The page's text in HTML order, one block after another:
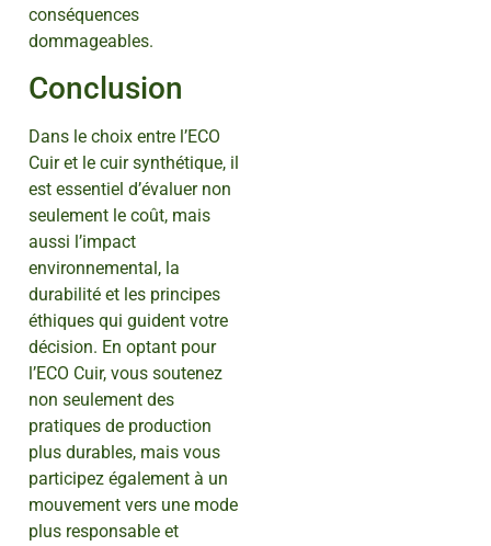
conséquences
dommageables.
Conclusion
Dans le choix entre l’ECO
Cuir et le cuir synthétique, il
est essentiel d’évaluer non
seulement le coût, mais
aussi l’impact
environnemental, la
durabilité et les principes
éthiques qui guident votre
décision. En optant pour
l’ECO Cuir, vous soutenez
non seulement des
pratiques de production
plus durables, mais vous
participez également à un
mouvement vers une mode
plus responsable et